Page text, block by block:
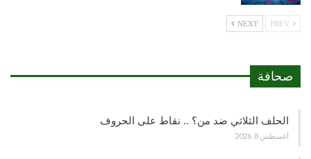
NEXT
صحافة
الحلف الثلاثي ضد من؟ .. نقاط على الحروف
أغسطس 8, 2026